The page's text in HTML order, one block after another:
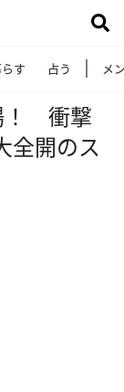
す 占う メ
！ 衝撃
全開のス